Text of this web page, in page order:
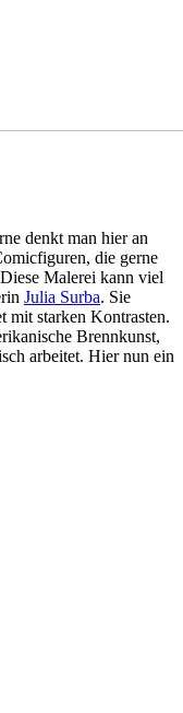
denkt man hier an
die gerne
Malerei kann viel
Julia Surba. Sie
mit starken Kontrasten.
Brennkunst,
arbeitet. Hier nun ein